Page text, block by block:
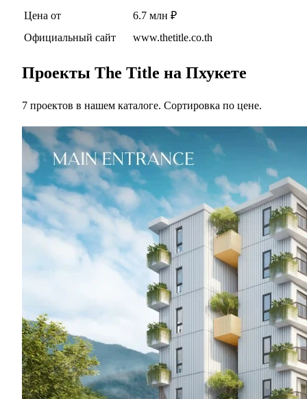
Цена от
6.7 млн ₽
Официальный сайт
www.thetitle.co.th
Проекты The Title на Пхукете
7 проектов в нашем каталоге. Сортировка по цене.